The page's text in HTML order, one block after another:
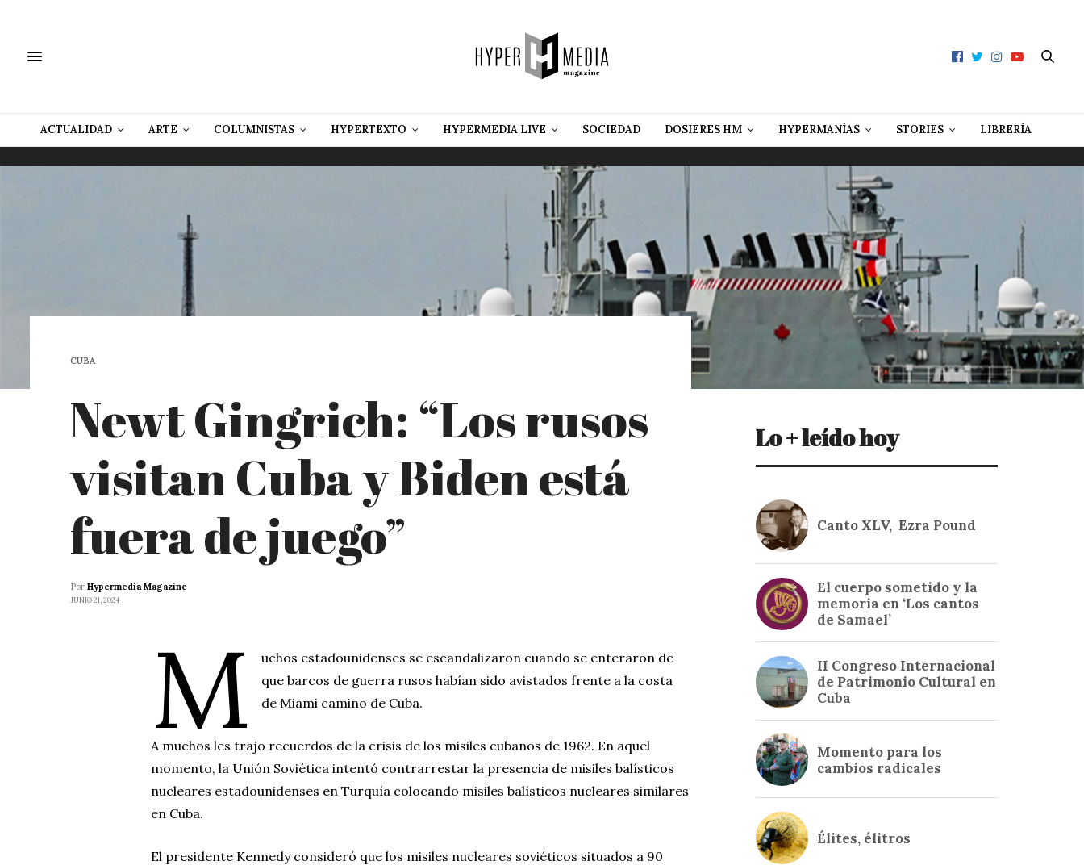
ACTUALIDAD ARTE COLUMNISTAS HYPERTEXTO HYPERMEDIA LIVE SOCIEDAD DOSIERES HM HYPERMANÍAS STORIES LIBRERÍA
CUBA
Newt Gingrich: “Los rusos
visitan Cuba y Biden está
fuera de juego”
Por Hypermedia Magazine
JUNIO 21, 2024
M
uchos estadounidenses se escandalizaron cuando se enteraron de
que barcos de guerra rusos habían sido avistados frente a la costa
de Miami camino de Cuba.
A muchos les trajo recuerdos de la crisis de los misiles cubanos de 1962. En aquel
momento, la Unión Soviética intentó contrarrestar la presencia de misiles balísticos
nucleares estadounidenses en Turquía colocando misiles balísticos nucleares similares
en Cuba.
El presidente Kennedy consideró que los misiles nucleares soviéticos situados a 90
Lo + leído hoy